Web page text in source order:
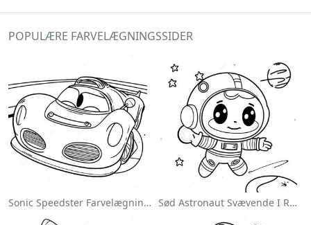
POPULÆRE FARVELÆGNINGSSIDER
Sonic Speedster Farvelægningsside Sød Astronaut Svævende I Rummet Farvelægningsside